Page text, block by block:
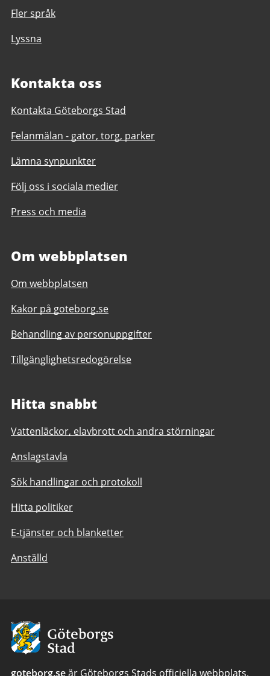
Fler språk
Lyssna
Kontakta oss
Kontakta Göteborgs Stad
Felanmälan - gator, torg, parker
Lämna synpunkter
Följ oss i sociala medier
Press och media
Om webbplatsen
Om webbplatsen
Kakor på goteborg.se
Behandling av personuppgifter
Tillgänglighetsredogörelse
Hitta snabbt
Vattenläckor, elavbrott och andra störningar
Anslagstavla
Sök handlingar och protokoll
Hitta politiker
E-tjänster och blanketter
Anställd
Avsändare:
Göteborgs
Stad
goteborg.seär Göteborgs Stads officiella webbplats.